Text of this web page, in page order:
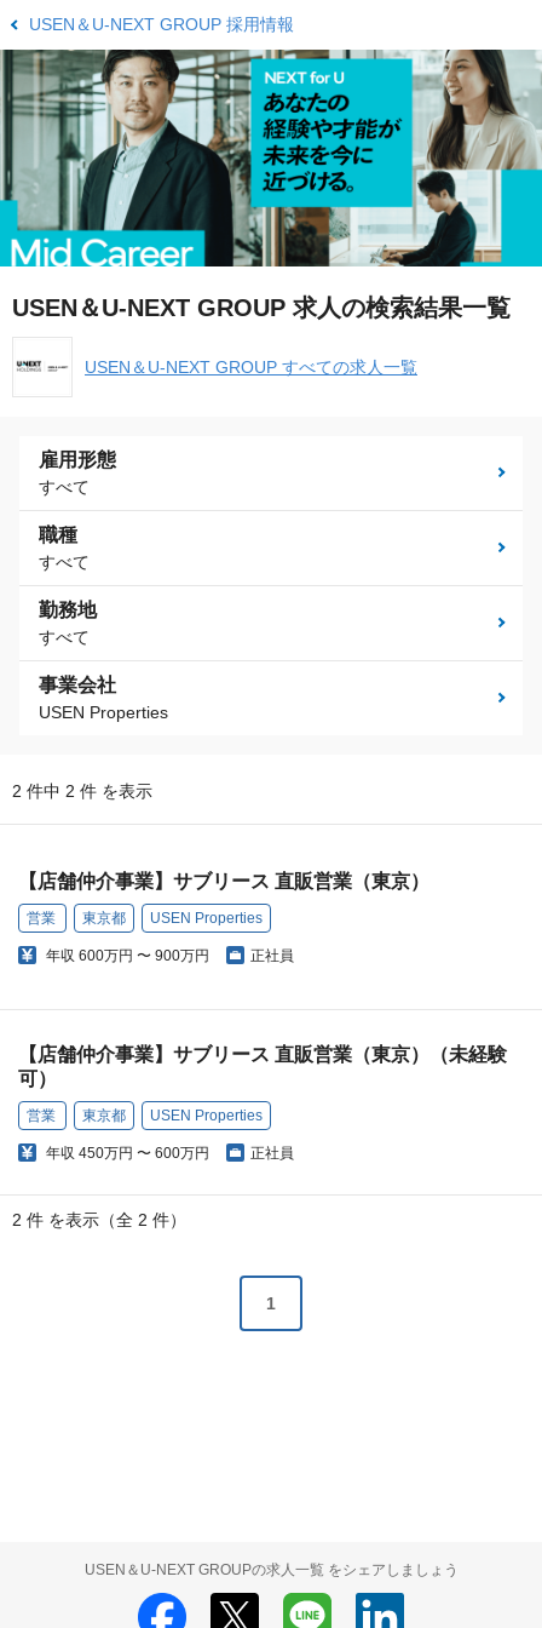
USEN＆U-NEXT GROUP 採用情報
USEN＆U-NEXT GROUP 求人の検索結果一覧
USEN＆U-NEXT GROUP すべての求人一覧
雇用形態
すべて
職種
すべて
勤務地
すべて
事業会社
USEN Properties
2 件中 2 件 を表示
【店舗仲介事業】サブリース 直販営業（東京）
営業 東京都 USEN Properties
年収 600万円 〜 900万円 正社員
【店舗仲介事業】サブリース 直販営業（東京）（未経験
可）
営業 東京都 USEN Properties
年収 450万円 〜 600万円 正社員
2 件 を表示（全 2 件）
1
USEN＆U-NEXT GROUPの求人一覧 をシェアしましょう